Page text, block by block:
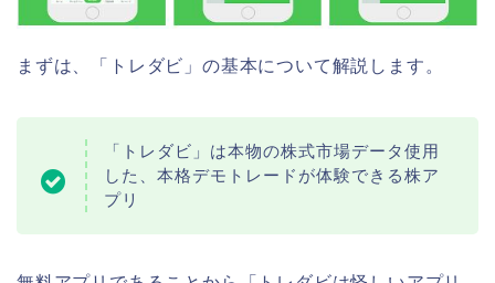
まずは、「トレダビ」の基本について解説します。
「トレダビ」は本物の株式市場データ使用
した、本格デモトレードが体験できる株ア
プリ